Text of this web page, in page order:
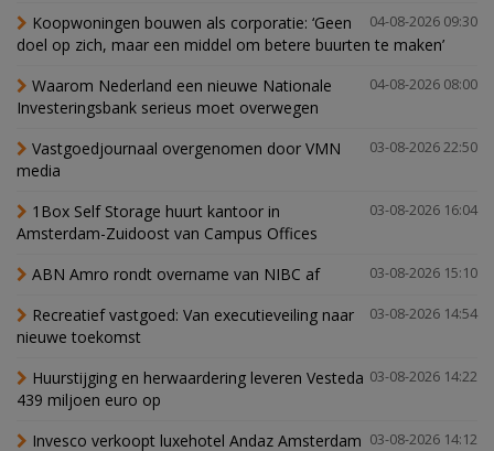
04-08-2026 09:30
Koopwoningen bouwen als corporatie: ‘Geen
doel op zich, maar een middel om betere buurten te maken’
04-08-2026 08:00
Waarom Nederland een nieuwe Nationale
Investeringsbank serieus moet overwegen
03-08-2026 22:50
Vastgoedjournaal overgenomen door VMN
media
03-08-2026 16:04
1Box Self Storage huurt kantoor in
Amsterdam-Zuidoost van Campus Offices
03-08-2026 15:10
ABN Amro rondt overname van NIBC af
03-08-2026 14:54
Recreatief vastgoed: Van executieveiling naar
nieuwe toekomst
03-08-2026 14:22
Huurstijging en herwaardering leveren Vesteda
439 miljoen euro op
03-08-2026 14:12
Invesco verkoopt luxehotel Andaz Amsterdam